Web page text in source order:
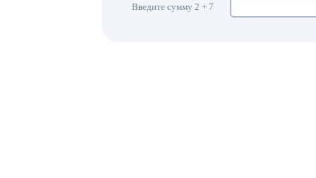
Введите сумму 2 + 7